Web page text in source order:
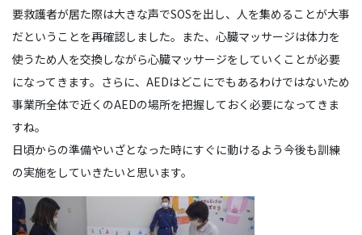
要救護者が居た際は大きな声でSOSを出し、人を集めることが大事
だということを再確認しました。また、心臓マッサージは体力を
使うため人を交換しながら心臓マッサージをしていくことが必要
になってきます。さらに、AEDはどこにでもあるわけではないため
事業所全体で近くのAEDの場所を把握しておく必要になってきま
すね。
日頃からの準備やいざとなった時にすぐに動けるよう今後も訓練
の実施をしていきたいと思います。